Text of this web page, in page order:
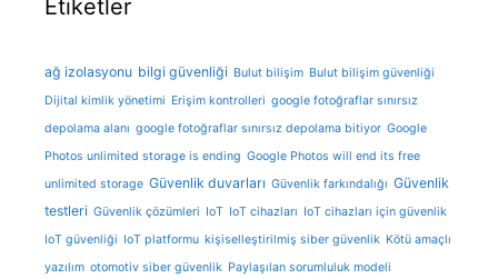
Etiketler
ağ izolasyonu bilgi güvenliği Bulut bilişim Bulut bilişim güvenliği
Dijital kimlik yönetimi Erişim kontrolleri google fotoğraflar sınırsız
depolama alanı google fotoğraflar sınırsız depolama bitiyor Google
Photos unlimited storage is ending Google Photos will end its free
unlimited storage Güvenlik duvarları Güvenlik farkındalığı Güvenlik
testleri Güvenlik çözümleri IoT IoT cihazları IoT cihazları için güvenlik
IoT güvenliği IoT platformu kişiselleştirilmiş siber güvenlik Kötü amaçlı
yazılım otomotiv siber güvenlik Paylaşılan sorumluluk modeli